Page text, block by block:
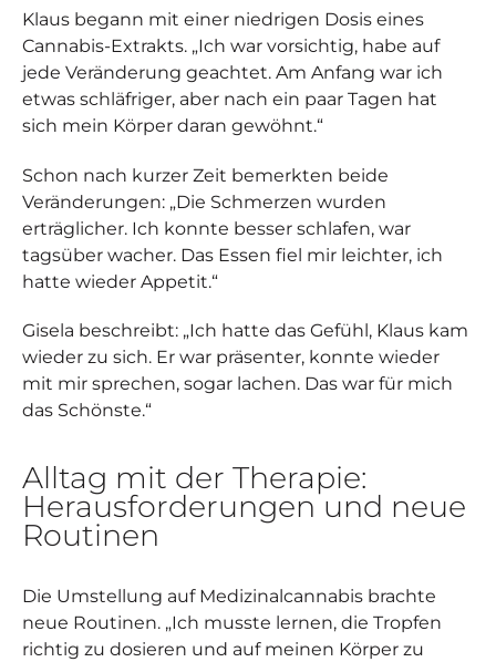
Klaus begann mit einer niedrigen Dosis eines
Cannabis-Extrakts. „Ich war vorsichtig, habe auf
jede Veränderung geachtet. Am Anfang war ich
etwas schläfriger, aber nach ein paar Tagen hat
sich mein Körper daran gewöhnt.“
Schon nach kurzer Zeit bemerkten beide
Veränderungen: „Die Schmerzen wurden
erträglicher. Ich konnte besser schlafen, war
tagsüber wacher. Das Essen fiel mir leichter, ich
hatte wieder Appetit.“
Gisela beschreibt: „Ich hatte das Gefühl, Klaus kam
wieder zu sich. Er war präsenter, konnte wieder
mit mir sprechen, sogar lachen. Das war für mich
das Schönste.“
Alltag mit der Therapie:
Herausforderungen und neue
Routinen
Die Umstellung auf Medizinalcannabis brachte
neue Routinen. „Ich musste lernen, die Tropfen
richtig zu dosieren und auf meinen Körper zu